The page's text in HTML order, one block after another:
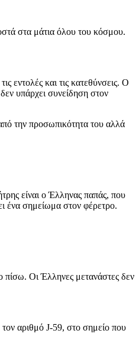
στα μάτια όλου του κόσμου.
εντολές και τις κατεθύνσεις. Ο
υπάρχει συνείδηση στον
την προσωπικότητα του αλλά
είναι ο Έλληνας παπάς, που
ένα σημείωμα στον φέρετρο.
πίσω. Οι Έλληνες μετανάστες δεν
αριθμό J-59, στο σημείο που